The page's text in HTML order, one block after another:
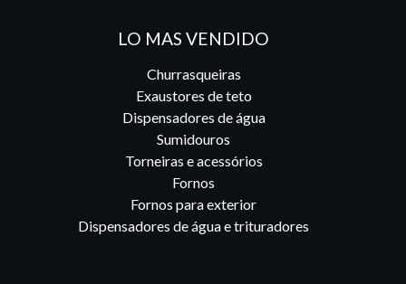
LO MAS VENDIDO
Churrasqueiras
Exaustores de teto
Dispensadores de água
Sumidouros
Torneiras e acessórios
Fornos
Fornos para exterior
Dispensadores de água e trituradores